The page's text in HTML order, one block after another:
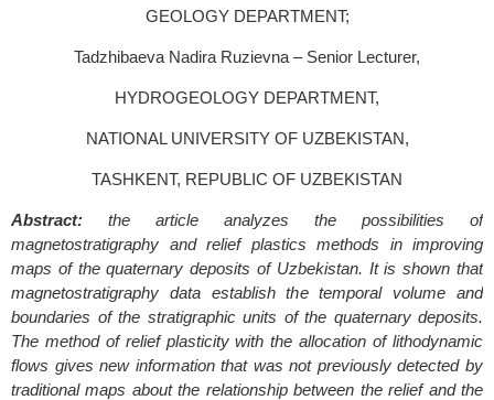
GEOLOGY DEPARTMENT;
Tadzhibaeva Nadira Ruzievna – Senior Lecturer,
HYDROGEOLOGY DEPARTMENT,
NATIONAL UNIVERSITY OF UZBEKISTAN,
TASHKENT, REPUBLIC OF UZBEKISTAN
Abstract: the article analyzes the possibilities of
magnetostratigraphy and relief plastics methods in improving
maps of the quaternary deposits of Uzbekistan. It is shown that
magnetostratigraphy data establish the temporal volume and
boundaries of the stratigraphic units of the quaternary deposits.
The method of relief plasticity with the allocation of lithodynamic
flows gives new information that was not previously detected by
traditional maps about the relationship between the relief and the